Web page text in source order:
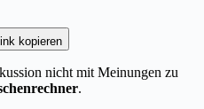
Link kopieren
nicht mit Meinungen zu
.